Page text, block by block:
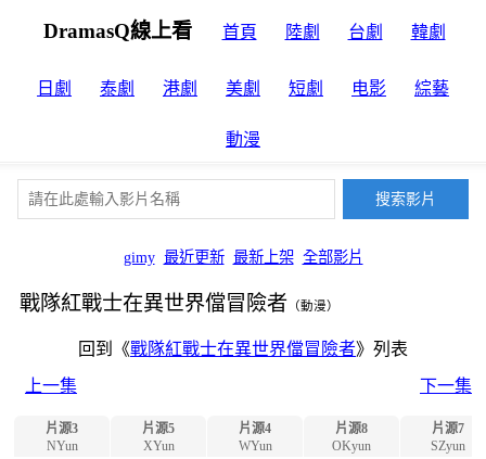
DramasQ線上看 首頁 陸劇 台劇 韓劇
日劇 泰劇 港劇 美劇 短劇 电影 綜藝
動漫
gimy 最近更新 最新上架 全部影片
戰隊紅戰士在異世界儅冒險者 （動漫）
回到《戰隊紅戰士在異世界儅冒險者》列表
上一集
下一集
片源3
NYun
片源5
XYun
片源4
WYun
片源8
OKyun
片源7
SZyun